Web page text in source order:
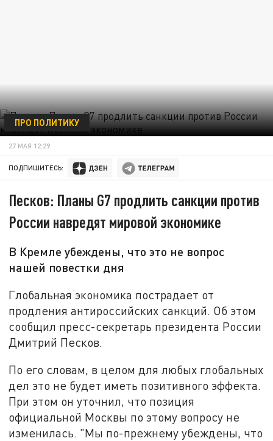
ПРО ПОЛИТИКУ
27 МАЯ 12:29
ПОДПИШИТЕСЬ:
Песков: Планы G7 продлить санкции против
России навредят мировой экономике
В Кремле убеждены, что это не вопрос
нашей повестки дня
Глобальная экономика пострадает от
продления антироссийских санкций. Об этом
сообщил пресс-секретарь президента России
Дмитрий Песков.
По его словам, в целом для любых глобальных
дел это не будет иметь позитивного эффекта.
При этом он уточнил, что позиция
официальной Москвы по этому вопросу не
изменилась. "Мы по-прежнему убеждены, что